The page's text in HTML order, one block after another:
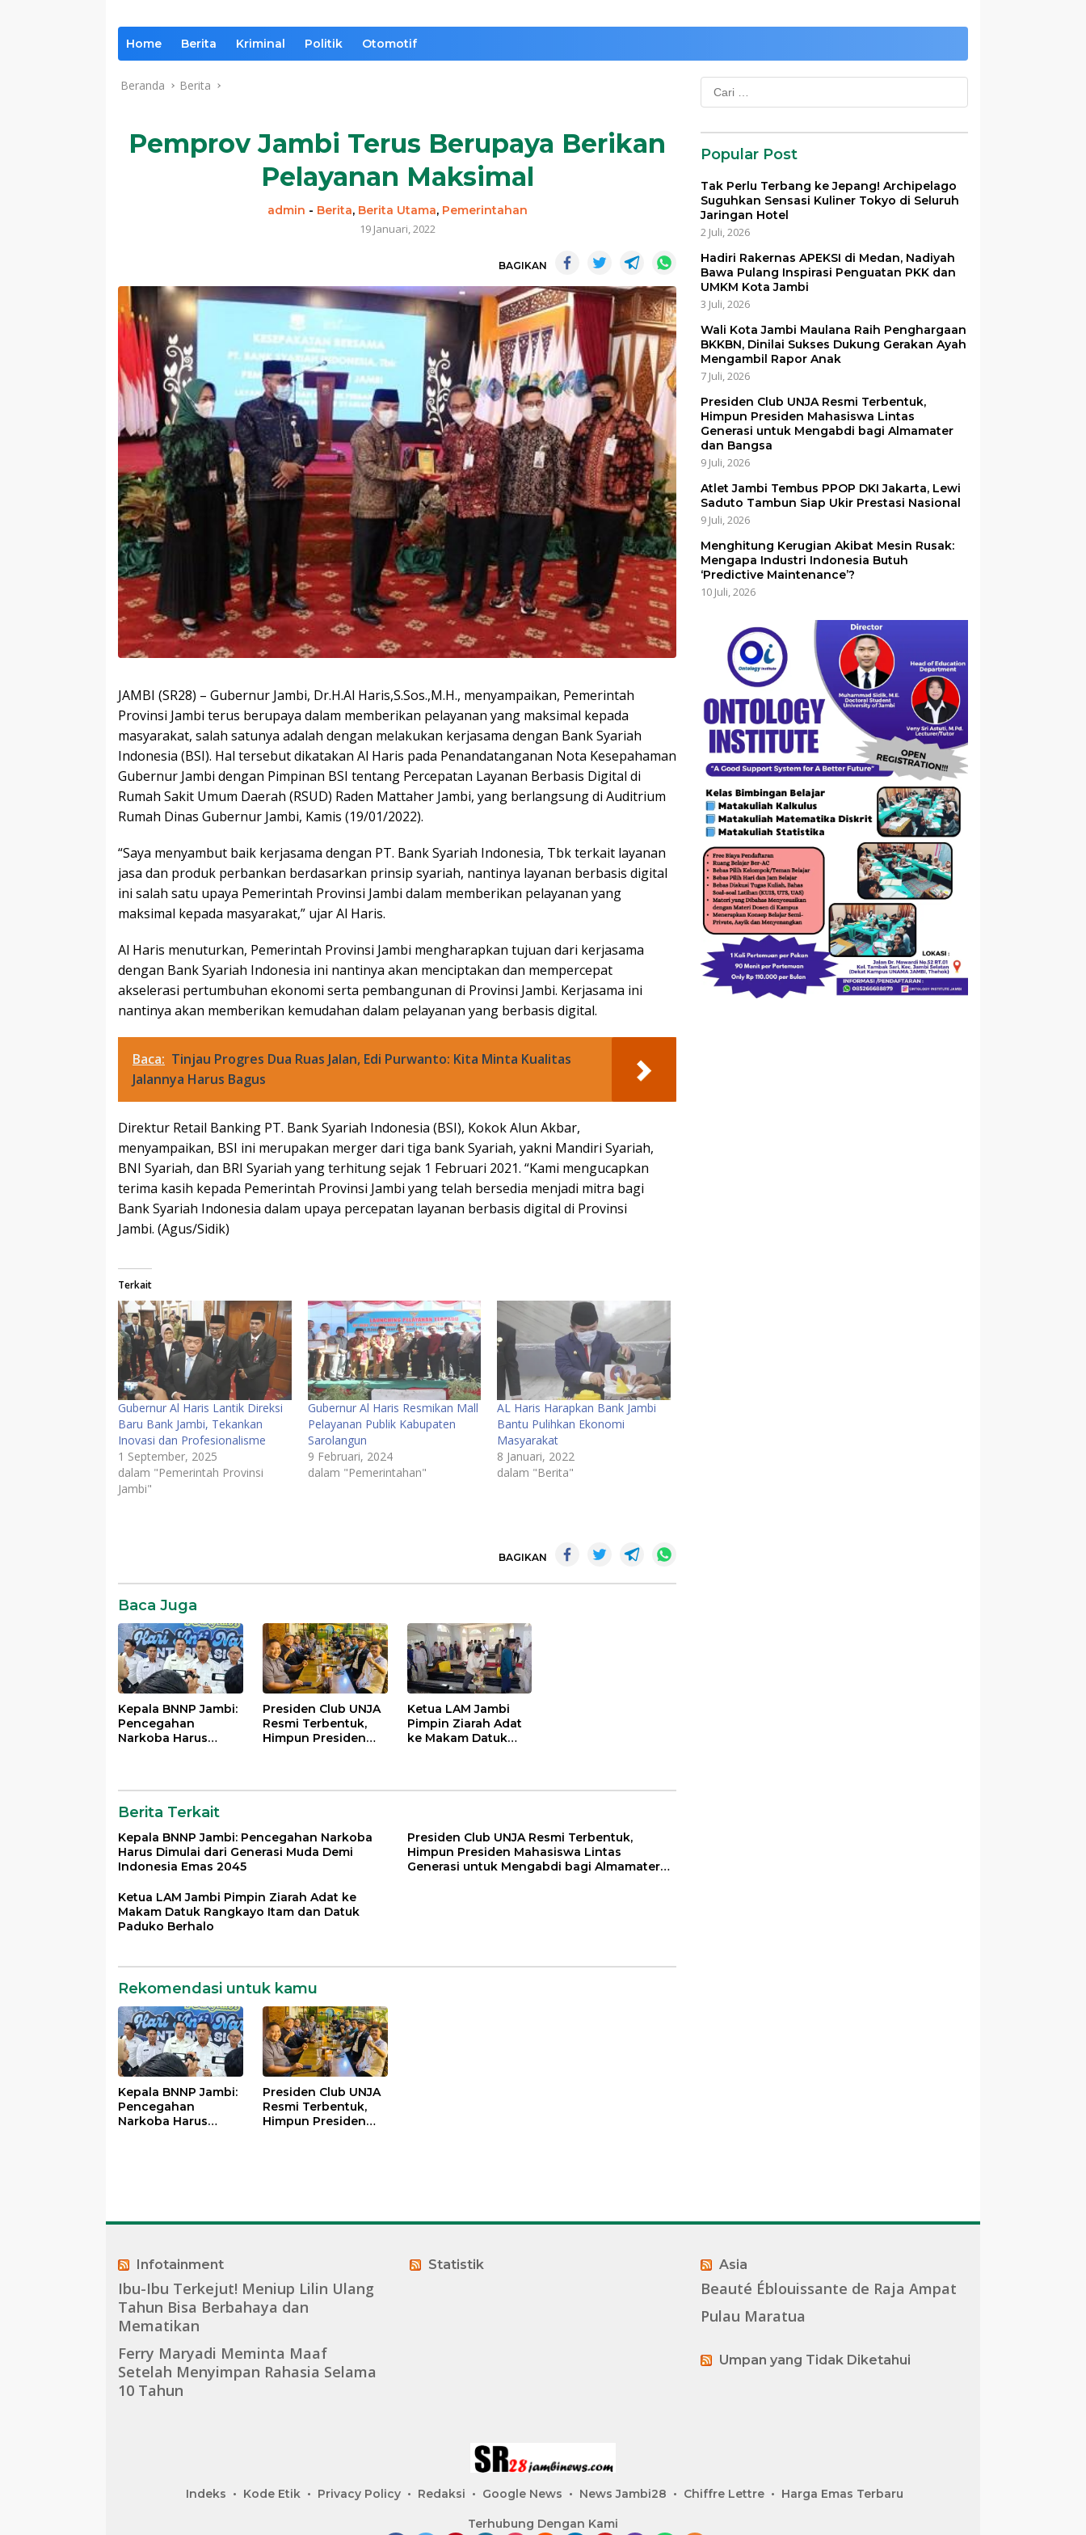
Home Berita Kriminal Politik Otomotif
Beranda Berita
Pemprov Jambi Terus Berupaya Berikan
Pelayanan Maksimal
admin - Berita, Berita Utama, Pemerintahan
19 Januari, 2022
BAGIKAN
JAMBI (SR28) – Gubernur Jambi, Dr.H.Al Haris,S.Sos.,M.H., menyampaikan, Pemerintah
Provinsi Jambi terus berupaya dalam memberikan pelayanan yang maksimal kepada
masyarakat, salah satunya adalah dengan melakukan kerjasama dengan Bank Syariah
Indonesia (BSI). Hal tersebut dikatakan Al Haris pada Penandatanganan Nota Kesepahaman
Gubernur Jambi dengan Pimpinan BSI tentang Percepatan Layanan Berbasis Digital di
Rumah Sakit Umum Daerah (RSUD) Raden Mattaher Jambi, yang berlangsung di Auditrium
Rumah Dinas Gubernur Jambi, Kamis (19/01/2022).
“Saya menyambut baik kerjasama dengan PT. Bank Syariah Indonesia, Tbk terkait layanan
jasa dan produk perbankan berdasarkan prinsip syariah, nantinya layanan berbasis digital
ini salah satu upaya Pemerintah Provinsi Jambi dalam memberikan pelayanan yang
maksimal kepada masyarakat,” ujar Al Haris.
Al Haris menuturkan, Pemerintah Provinsi Jambi mengharapkan tujuan dari kerjasama
dengan Bank Syariah Indonesia ini nantinya akan menciptakan dan mempercepat
akselerasi pertumbuhan ekonomi serta pembangunan di Provinsi Jambi. Kerjasama ini
nantinya akan memberikan kemudahan dalam pelayanan yang berbasis digital.
Baca: Tinjau Progres Dua Ruas Jalan, Edi Purwanto: Kita Minta Kualitas
Jalannya Harus Bagus
Direktur Retail Banking PT. Bank Syariah Indonesia (BSI), Kokok Alun Akbar,
menyampaikan, BSI ini merupakan merger dari tiga bank Syariah, yakni Mandiri Syariah,
BNI Syariah, dan BRI Syariah yang terhitung sejak 1 Februari 2021. “Kami mengucapkan
terima kasih kepada Pemerintah Provinsi Jambi yang telah bersedia menjadi mitra bagi
Bank Syariah Indonesia dalam upaya percepatan layanan berbasis digital di Provinsi
Jambi. (Agus/Sidik)
Terkait
Gubernur Al Haris Lantik Direksi
Baru Bank Jambi, Tekankan
Inovasi dan Profesionalisme
1 September, 2025
dalam "Pemerintah Provinsi
Jambi"
Gubernur Al Haris Resmikan Mall
Pelayanan Publik Kabupaten
Sarolangun
9 Februari, 2024
dalam "Pemerintahan"
AL Haris Harapkan Bank Jambi
Bantu Pulihkan Ekonomi
Masyarakat
8 Januari, 2022
dalam "Berita"
BAGIKAN
Baca Juga
Kepala BNNP Jambi:
Pencegahan
Narkoba Harus
2045
Presiden Club UNJA
Resmi Terbentuk,
Himpun Presiden
Almamater dan
Ketua LAM Jambi
Pimpin Ziarah Adat
ke Makam Datuk
Berita Terkait
Kepala BNNP Jambi: Pencegahan Narkoba
Harus Dimulai dari Generasi Muda Demi
Indonesia Emas 2045
Presiden Club UNJA Resmi Terbentuk,
Himpun Presiden Mahasiswa Lintas
Generasi untuk Mengabdi bagi Almamater
Ketua LAM Jambi Pimpin Ziarah Adat ke
Makam Datuk Rangkayo Itam dan Datuk
Paduko Berhalo
Rekomendasi untuk kamu
Kepala BNNP Jambi:
Pencegahan
Narkoba Harus
Presiden Club UNJA
Resmi Terbentuk,
Himpun Presiden
Cari
untuk:
Popular Post
Tak Perlu Terbang ke Jepang! Archipelago
Suguhkan Sensasi Kuliner Tokyo di Seluruh
Jaringan Hotel
2 Juli, 2026
Hadiri Rakernas APEKSI di Medan, Nadiyah
Bawa Pulang Inspirasi Penguatan PKK dan
UMKM Kota Jambi
3 Juli, 2026
Wali Kota Jambi Maulana Raih Penghargaan
BKKBN, Dinilai Sukses Dukung Gerakan Ayah
Mengambil Rapor Anak
7 Juli, 2026
Presiden Club UNJA Resmi Terbentuk,
Himpun Presiden Mahasiswa Lintas
Generasi untuk Mengabdi bagi Almamater
dan Bangsa
9 Juli, 2026
Atlet Jambi Tembus PPOP DKI Jakarta, Lewi
Saduto Tambun Siap Ukir Prestasi Nasional
9 Juli, 2026
Menghitung Kerugian Akibat Mesin Rusak:
Mengapa Industri Indonesia Butuh
‘Predictive Maintenance’?
10 Juli, 2026
Infotainment
Ibu-Ibu Terkejut! Meniup Lilin Ulang
Tahun Bisa Berbahaya dan
Mematikan
Ferry Maryadi Meminta Maaf
Setelah Menyimpan Rahasia Selama
10 Tahun
Statistik Asia
Beauté Éblouissante de Raja Ampat
Pulau Maratua
Umpan yang Tidak Diketahui
Indeks Kode Etik Privacy Policy Redaksi Google News News Jambi28 Chiffre Lettre Harga Emas Terbaru
Terhubung Dengan Kami